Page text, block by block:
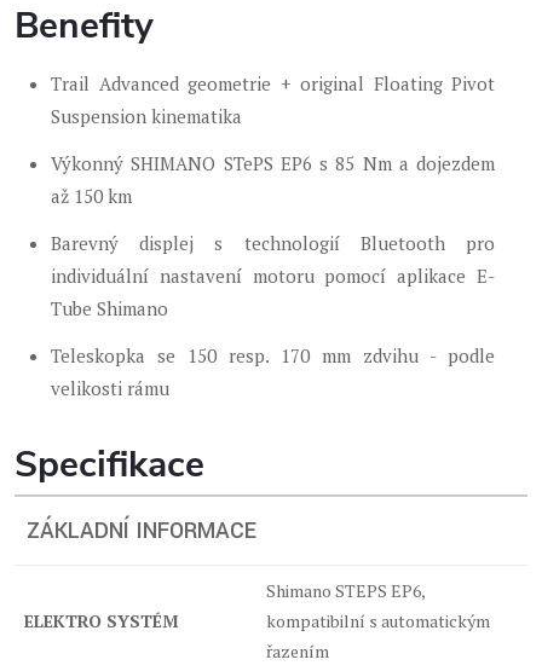
Benefity
Trail Advanced geometrie + original Floating Pivot
Suspension kinematika
Výkonný SHIMANO STePS EP6 s 85 Nm a dojezdem
až 150 km
Barevný displej s technologií Bluetooth pro
individuální nastavení motoru pomocí aplikace E-
Tube Shimano
Teleskopka se 150 resp. 170 mm zdvihu - podle
velikosti rámu
Specifikace
ZÁKLADNÍ INFORMACE
ELEKTRO SYSTÉM
Shimano STEPS EP6,
kompatibilní s automatickým
řazením